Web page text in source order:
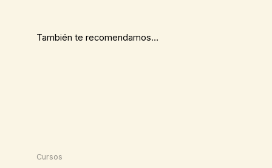
También te recomendamos…
Cursos